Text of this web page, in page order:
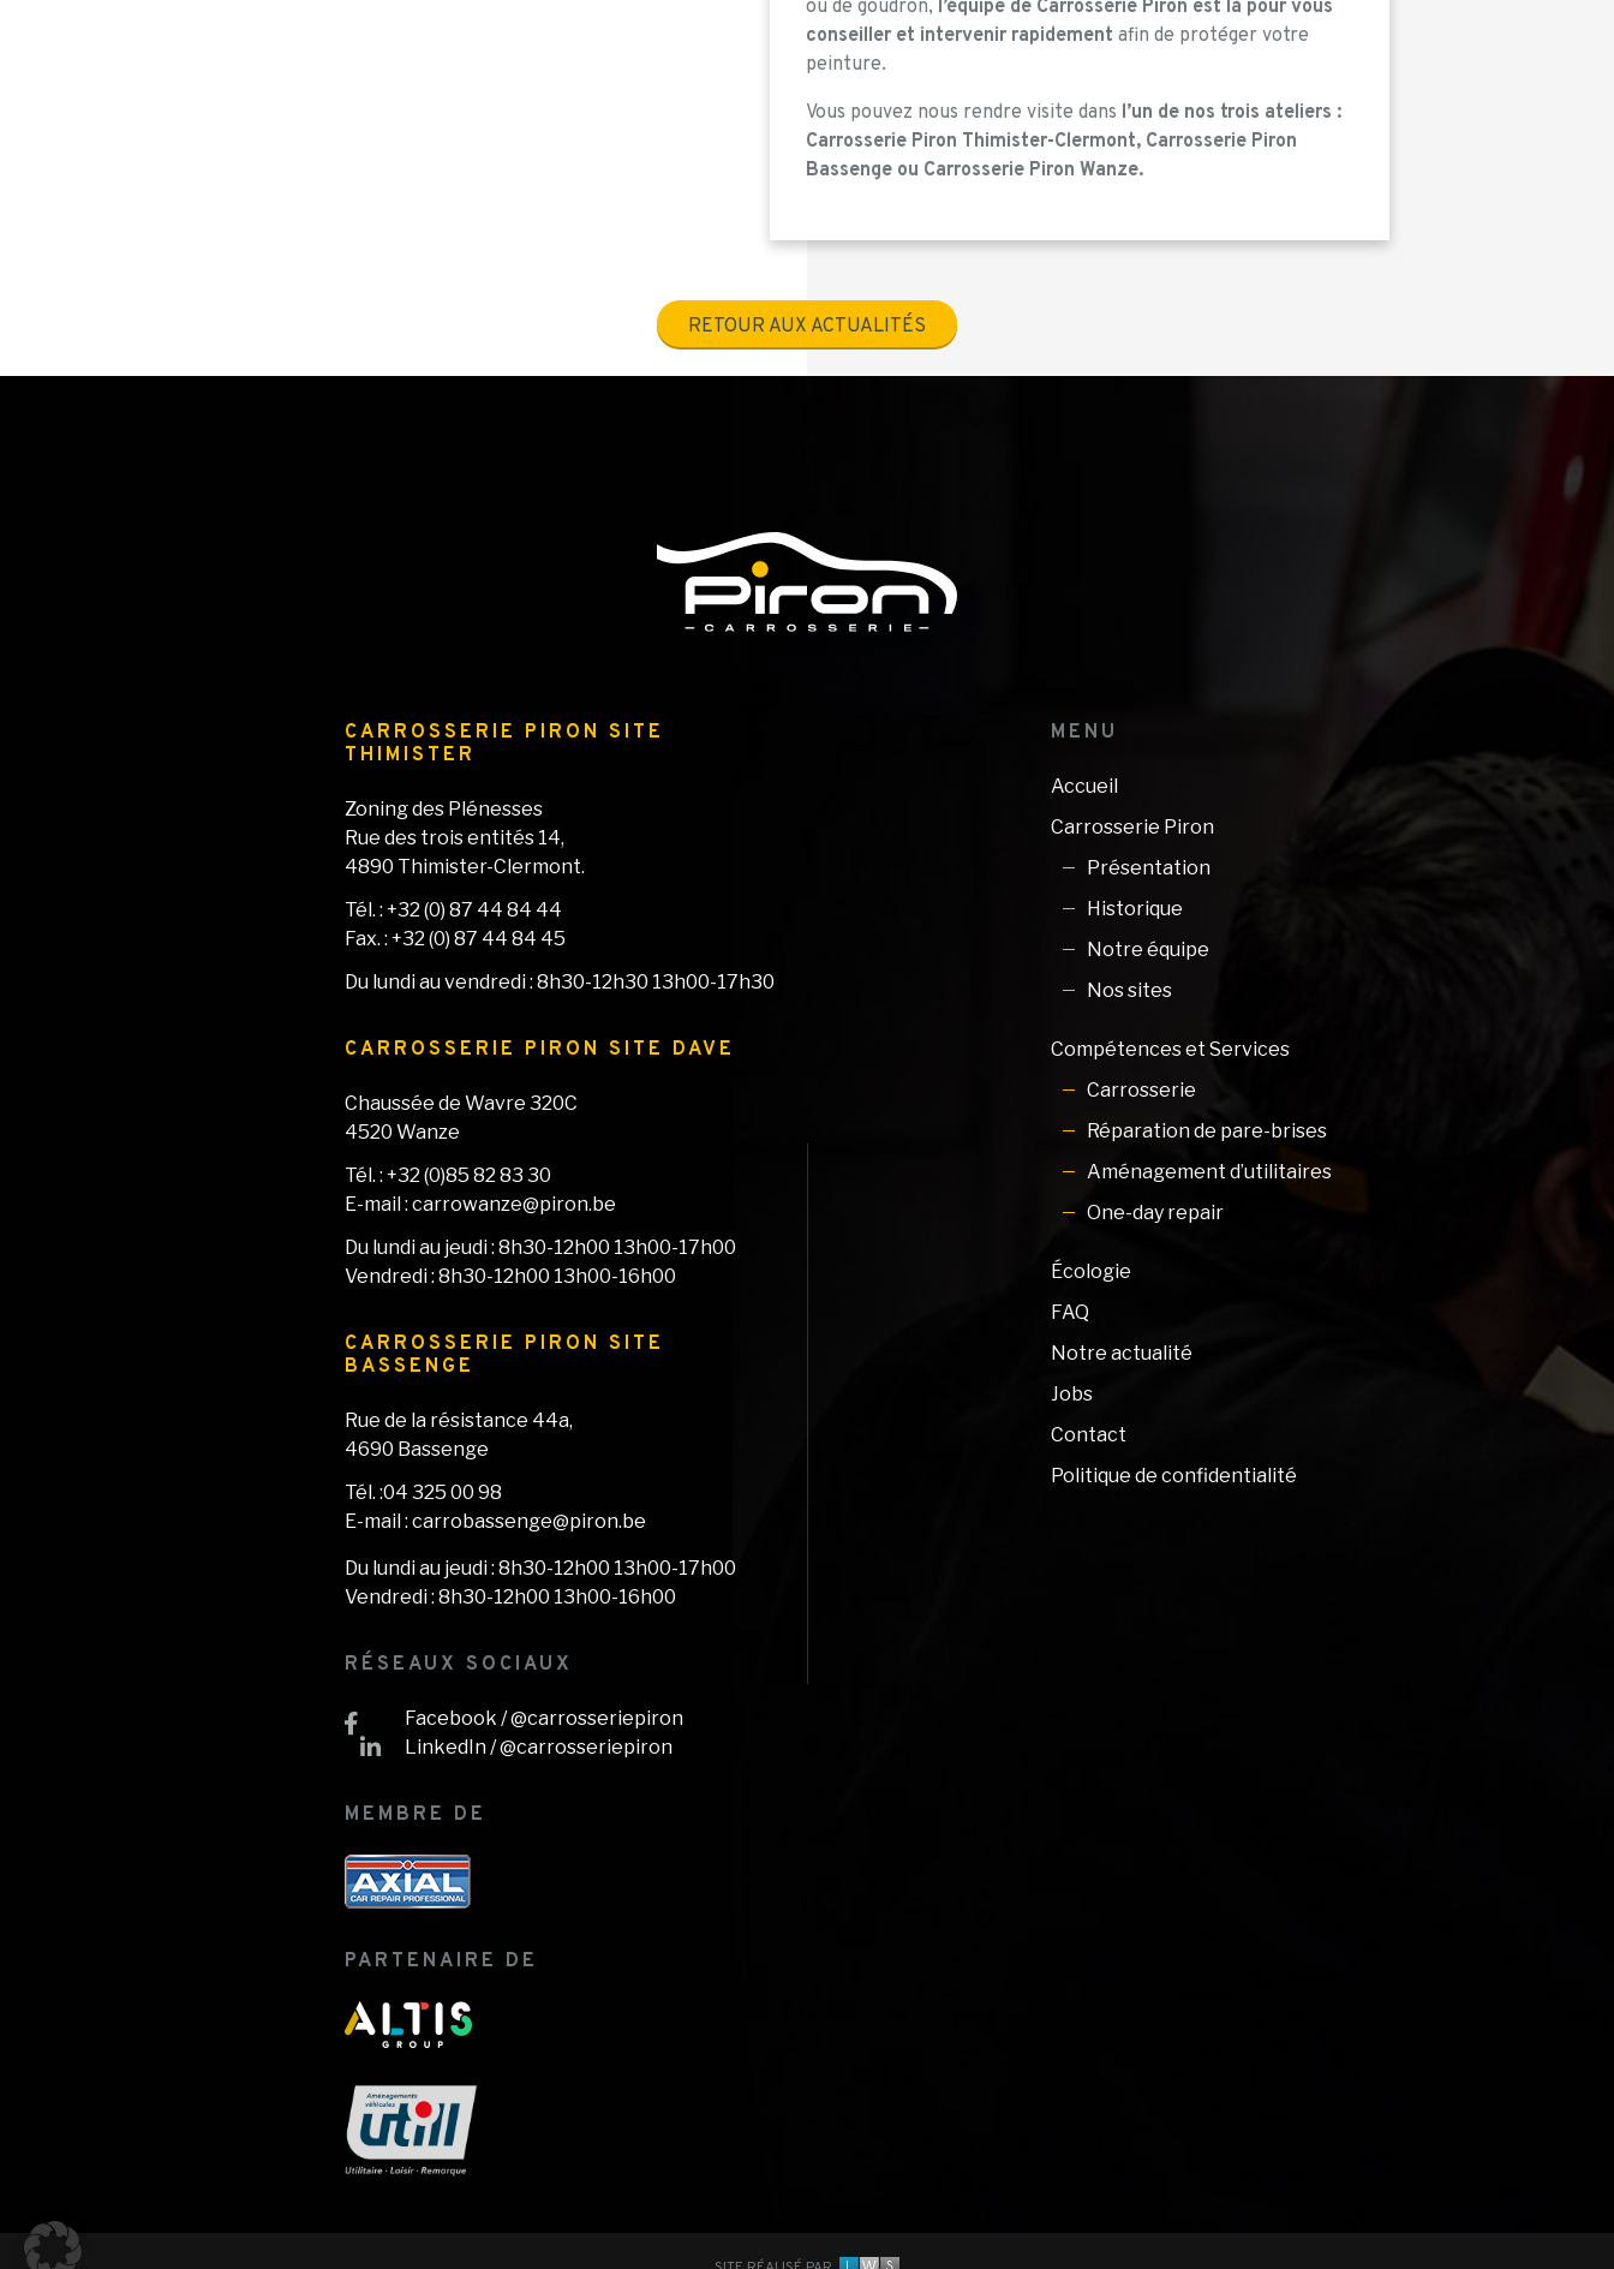
ou de goudron, l’équipe de Carrosserie Piron est là pour vous
conseiller et intervenir rapidement afin de protéger votre
peinture.
Vous pouvez nous rendre visite dans l’un de nos trois ateliers :
Carrosserie Piron Thimister-Clermont, Carrosserie Piron
Bassenge ou Carrosserie Piron Wanze.
RETOUR AUX ACTUALITÉS
CARROSSERIE PIRON SITE
THIMISTER
Zoning des Plénesses
Rue des trois entités 14,
4890 Thimister-Clermont.
Tél. : +32 (0) 87 44 84 44
Fax. : +32 (0) 87 44 84 45
Du lundi au vendredi : 8h30-12h30 13h00-17h30
CARROSSERIE PIRON SITE DAVE
Chaussée de Wavre 320C
4520 Wanze
Tél. : +32 (0)85 82 83 30
E-mail : carrowanze@piron.be
Du lundi au jeudi : 8h30-12h00 13h00-17h00
Vendredi : 8h30-12h00 13h00-16h00
CARROSSERIE PIRON SITE
BASSENGE
Rue de la résistance 44a,
4690 Bassenge
Tél. :04 325 00 98
E-mail : carrobassenge@piron.be
Du lundi au jeudi : 8h30-12h00 13h00-17h00
Vendredi : 8h30-12h00 13h00-16h00
RÉSEAUX SOCIAUX
Facebook / @carrosseriepiron
LinkedIn / @carrosseriepiron
MEMBRE DE
PARTENAIRE DE
MENU
Accueil
Carrosserie Piron
Présentation
Historique
Notre équipe
Nos sites
Compétences et Services
Carrosserie
Réparation de pare-brises
Aménagement d’utilitaires
One-day repair
Écologie
FAQ
Notre actualité
Jobs
Contact
Politique de confidentialité